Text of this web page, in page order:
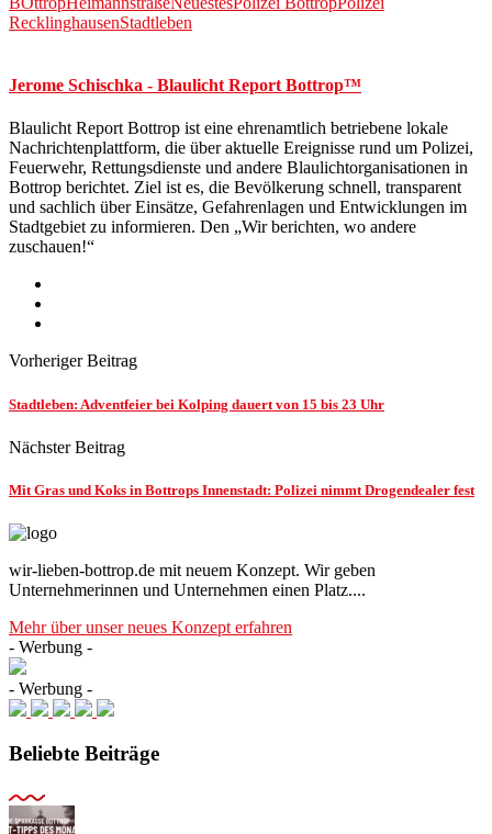
RecklinghausenStadtleben
Jerome Schischka - Blaulicht Report Bottrop™
Blaulicht Report Bottrop ist eine ehrenamtlich betriebene lokale
Nachrichtenplattform, die über aktuelle Ereignisse rund um Polizei,
Feuerwehr, Rettungsdienste und andere Blaulichtorganisationen in
Bottrop berichtet. Ziel ist es, die Bevölkerung schnell, transparent
und sachlich über Einsätze, Gefahrenlagen und Entwicklungen im
Stadtgebiet zu informieren. Den „Wir berichten, wo andere
zuschauen!“
Vorheriger Beitrag
Stadtleben: Adventfeier bei Kolping dauert von 15 bis 23 Uhr
Nächster Beitrag
Mit Gras und Koks in Bottrops Innenstadt: Polizei nimmt Drogendealer fest
wir-lieben-bottrop.de mit neuem Konzept. Wir geben
Unternehmerinnen und Unternehmen einen Platz....
Mehr über unser neues Konzept erfahren
- Werbung -
- Werbung -
Beliebte Beiträge